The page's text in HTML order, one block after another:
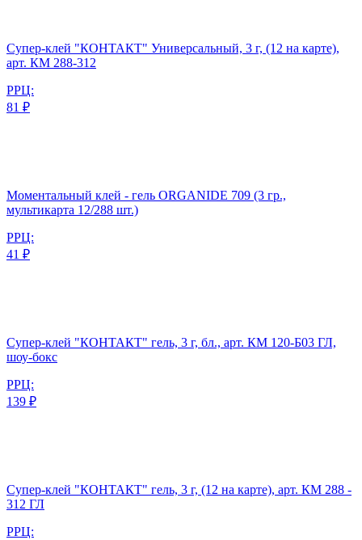
Супер-клей "КОНТАКТ" Универсальный, 3 г, (12 на карте),
арт. КМ 288-312
РРЦ:
81 ₽
Моментальный клей - гель ORGANIDE 709 (3 гр.,
мультикарта 12/288 шт.)
РРЦ:
41 ₽
Супер-клей "КОНТАКТ" гель, 3 г, бл., арт. КМ 120-Б03 ГЛ,
шоу-бокс
РРЦ:
139 ₽
Супер-клей "КОНТАКТ" гель, 3 г, (12 на карте), арт. КМ 288 -
312 ГЛ
РРЦ: